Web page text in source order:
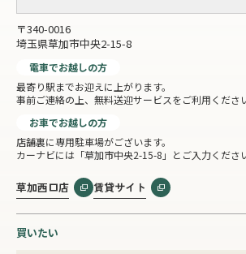
〒340-0016
埼玉県草加市中央2-15-8
電車でお越しの方
最寄り駅までお迎えに上がります。
事前ご連絡の上、無料送迎サービスをご利用くださ
お車でお越しの方
店舗裏に専用駐車場がございます。
カーナビには「草加市中央2-15-8」とご入力くださ
草加西口店 賃貸サイト
買いたい